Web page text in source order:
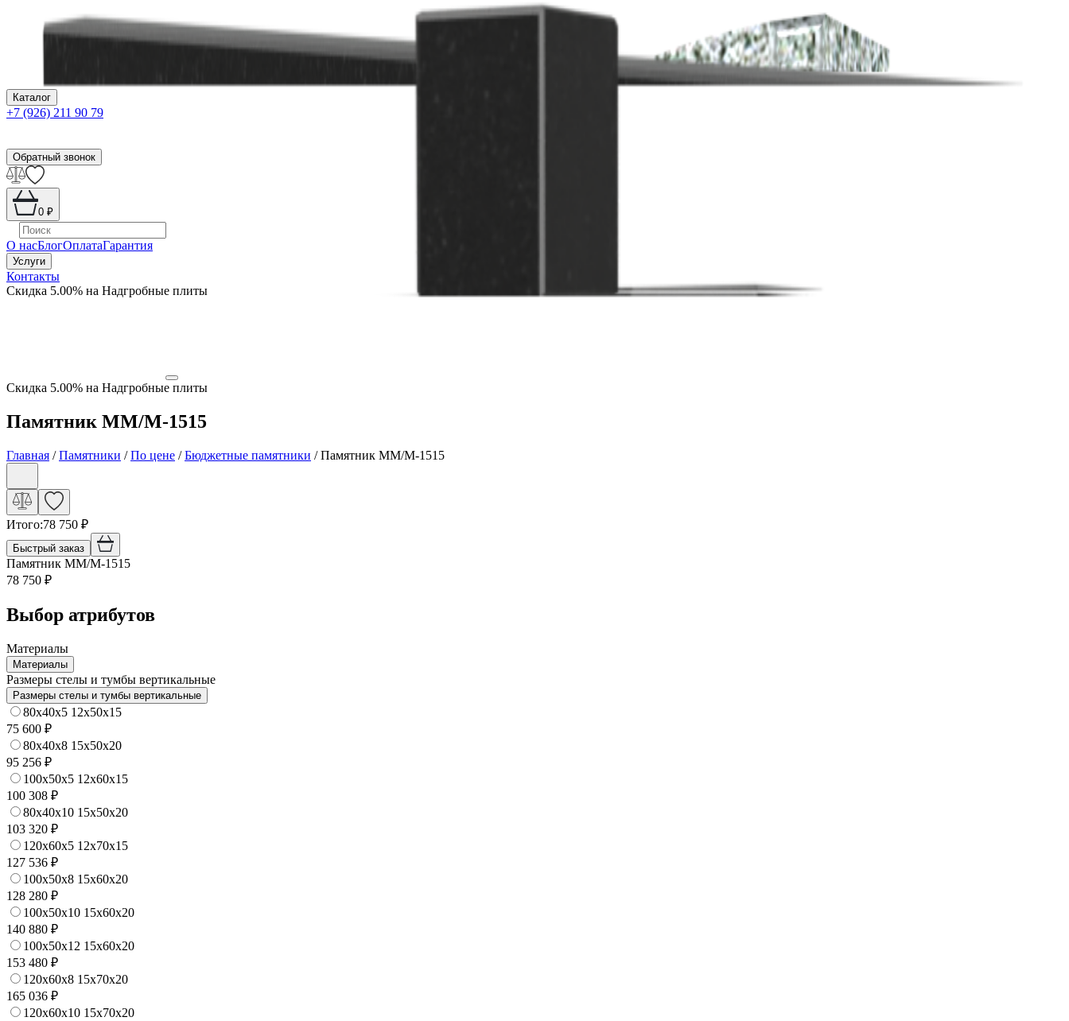
Каталог
+7 (926) 211 90 79
Обратный звонок
0 ₽
О насБлогОплатаГарантия
Услуги
Контакты
Скидка 5.00% на Надгробные плиты
Скидка 5.00% на Надгробные плиты
Памятник ММ/M-1515
Главная /Памятники /По цене /Бюджетные памятники /Памятник ММ/M-1515
Итого:78 750 ₽
Быстрый заказ
Памятник ММ/M-1515
78 750 ₽
Выбор атрибутов
Материалы
Материалы
Размеры стелы и тумбы вертикальные
Размеры стелы и тумбы вертикальные
80x40x5 12x50x15
75 600 ₽
80x40x8 15x50x20
95 256 ₽
100x50x5 12x60x15
100 308 ₽
80x40x10 15x50x20
103 320 ₽
120x60x5 12x70x15
127 536 ₽
100x50x8 15x60x20
128 280 ₽
100x50x10 15x60x20
140 880 ₽
100x50x12 15x60x20
153 480 ₽
120x60x8 15x70x20
165 036 ₽
120x60x10 15x70x20